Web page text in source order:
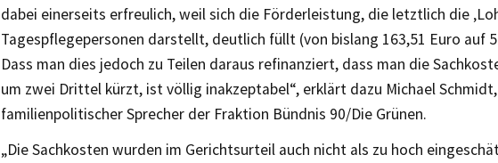
dabei einerseits erfreulich, weil sich die Förderleistung, die letztlich die
Tagespflegepersonen darstellt, deutlich füllt (von bislang 163,51 Euro auf
Dass man dies jedoch zu Teilen daraus refinanziert, dass man die
um zwei Drittel kürzt, ist völlig inakzeptabel“, erklärt dazu Michael Schmidt,
familienpolitischer Sprecher der Fraktion Bündnis 90/Die Grünen.
„Die Sachkosten wurden im Gerichtsurteil auch nicht als zu hoch